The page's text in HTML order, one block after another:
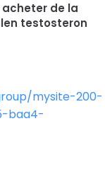
de la
testosteron
mysite-200-
baa4-